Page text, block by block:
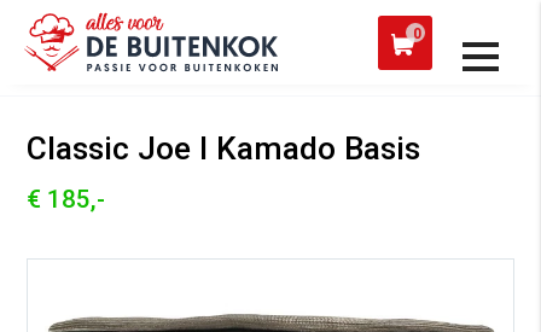
0
werkdag verzonden
Alle producten
Classic Joe I Kamado Basis
€ 185,-